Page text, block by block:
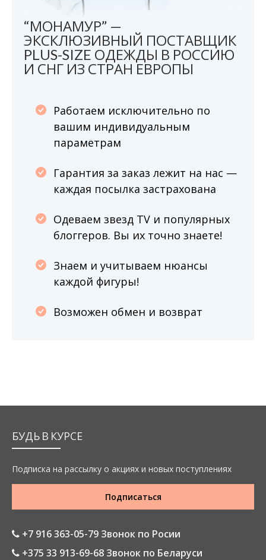
“МОНАМУР” —
ЭКСКЛЮЗИВНЫЙ ПОСТАВЩИК
PLUS-SIZE ОДЕЖДЫ В РОССИЮ
И СНГ ИЗ СТРАН ЕВРОПЫ
Работаем исключительно по
вашим индивидуальным
параметрам
Гарантия за заказ лежит на нас —
каждая посылка застрахована
Одеваем звезд TV и популярных
блоггеров. Вы их точно знаете!
Знаем и учитываем нюансы
каждой фигуры!
Возможен обмен и возврат
БУДЬ В КУРСЕ
Подписка на рассылку о акциях и новых поступлениях
Подписаться
+7 916 363-05-79 Звонок по Росии
+375 33 913-69-68 Звонок по Беларуси